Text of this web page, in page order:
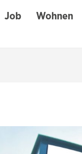
Job Wohnen